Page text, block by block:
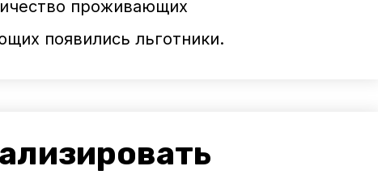
проживающих
появились льготники.